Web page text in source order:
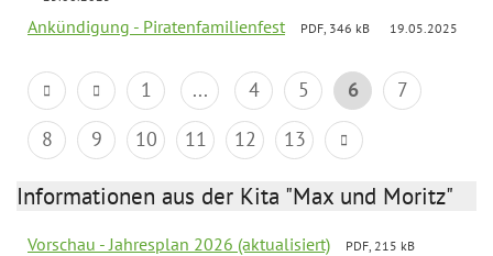
Ankündigung - Piratenfamilienfest PDF, 346 kB 19.05.2025
1 ... 4 5 6
7
8
9 10 11 12 13
Informationen aus der Kita "Max und Moritz"
Vorschau - Jahresplan 2026 (aktualisiert)
PDF, 215 kB